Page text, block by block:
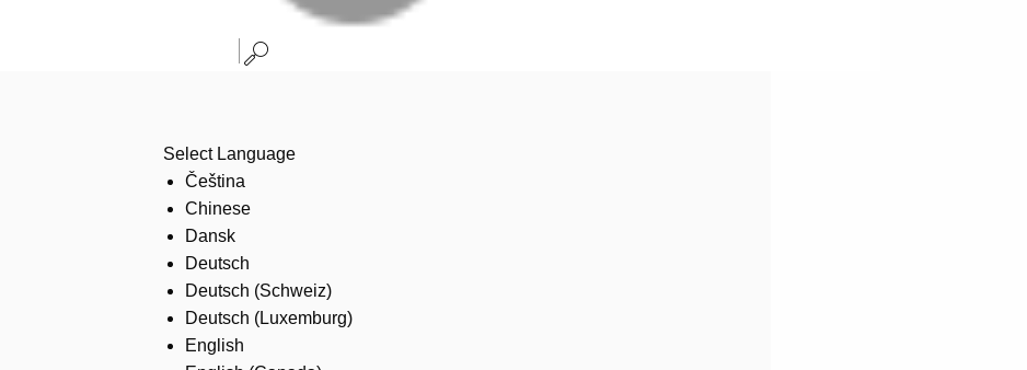
Select Language
Čeština
Chinese
Dansk
Deutsch
Deutsch (Schweiz)
Deutsch (Luxemburg)
English